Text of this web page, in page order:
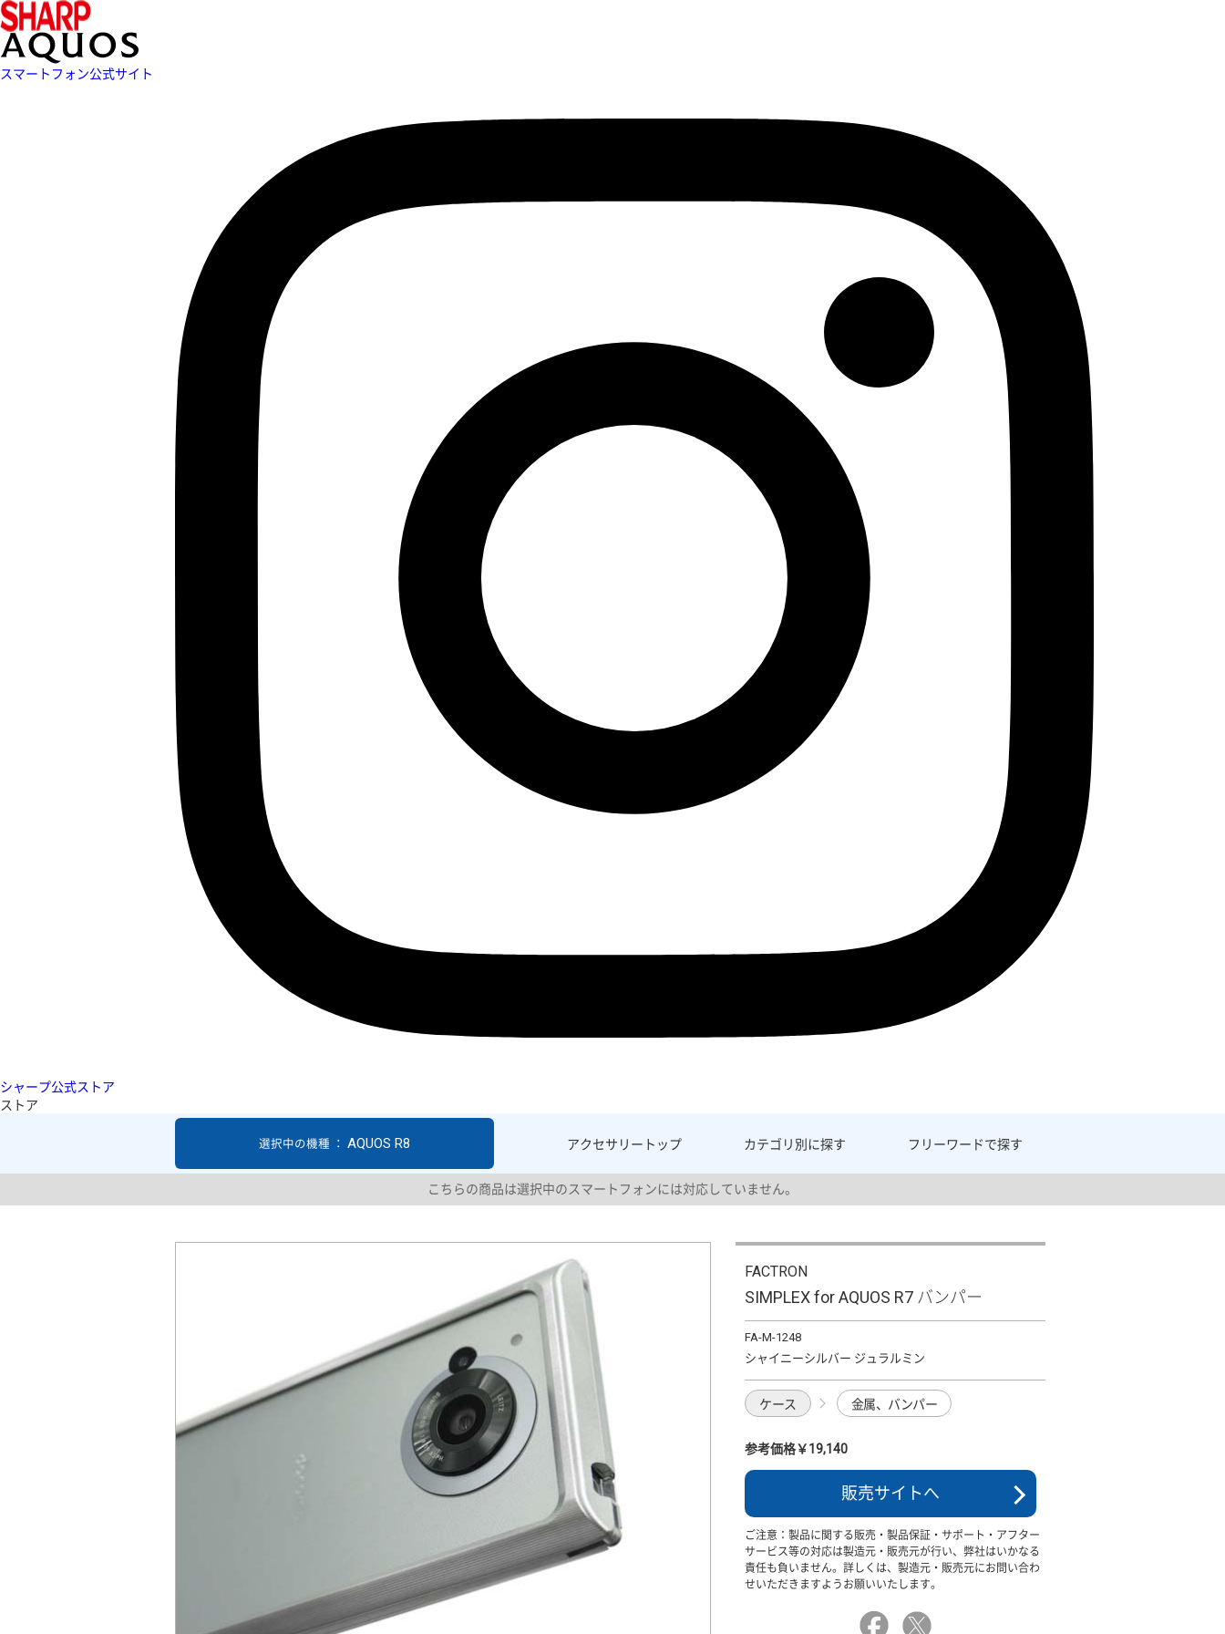
スマートフォン公式サイト
シャープ公式ストア
ストア
アクセサリー トップ カテゴリ別に探す フリーワードで探す
選択中の機種 ： AQUOS R8
こちらの商品は選択中のスマートフォンには対応していません。
FACTRON
SIMPLEX for AQUOS R7 バンパー
FA-M-1248
シャイニーシルバー ジュラルミン
ケース 金属、バンパー
参考価格￥19,140
販売サイトへ
ご注意：製品に関する販売・製品保証・サポート・アフター
サービス等の対応は製造元・販売元が行い、弊社はいかなる
責任も負いません。詳しくは、製造元・販売元にお問い合わ
せいただきますようお願いいたします。